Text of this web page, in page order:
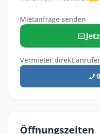
Mietanfrage senden
Vermieter direkt
Öffnungszeiten